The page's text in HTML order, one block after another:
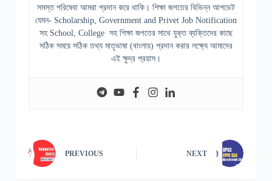
সমস্ত পরিষেবা আমরা প্রদান করে থাকি। শিক্ষা জগতের বিভিন্ন আপডেট
যেমন- Scholarship, Government and Privet Job Notification
সহ School, College সহ শিক্ষা জগতের সাথে যুক্ত ব্যক্তিদের কাছে
সঠিক সময়ে সঠিক তথ্য মাতৃভাষা (বাংলায়) প্রদান করার লক্ষ্যে আমাদের
এই ক্ষুদ্র প্রয়াস।
PREVIOUS NEXT